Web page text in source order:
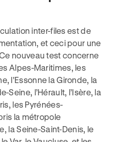
inter-files est de
et ceci pour une
nouveau test concerne
Alpes-Maritimes, les
l'Essonne la Gironde, la
Seine, l’Hérault, l’Isère, la
les Pyrénées-
la métropole
la Seine-Saint-Denis, le